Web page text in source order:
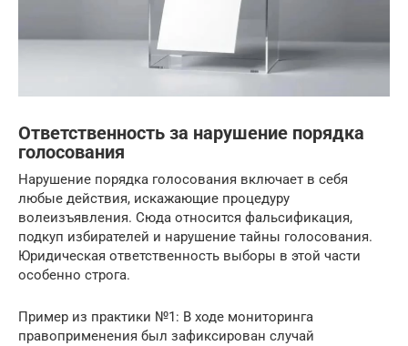
Ответственность за нарушение порядка
голосования
Нарушение порядка голосования включает в себя
любые действия, искажающие процедуру
волеизъявления. Сюда относится фальсификация,
подкуп избирателей и нарушение тайны голосования.
Юридическая ответственность выборы в этой части
особенно строга.
Пример из практики №1: В ходе мониторинга
правоприменения был зафиксирован случай